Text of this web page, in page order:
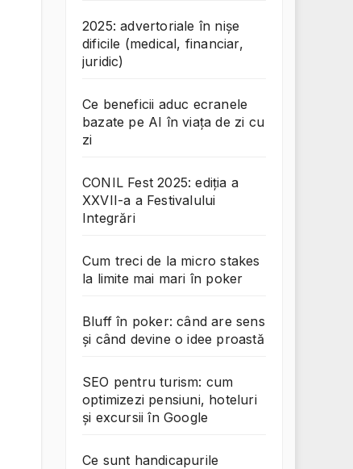
2025: advertoriale în nișe
dificile (medical, financiar,
juridic)
Ce beneficii aduc ecranele
bazate pe AI în viața de zi cu
zi
CONIL Fest 2025: ediția a
XXVII-a a Festivalului
Integrări
Cum treci de la micro stakes
la limite mai mari în poker
Bluff în poker: când are sens
și când devine o idee proastă
SEO pentru turism: cum
optimizezi pensiuni, hoteluri
și excursii în Google
Ce sunt handicapurile